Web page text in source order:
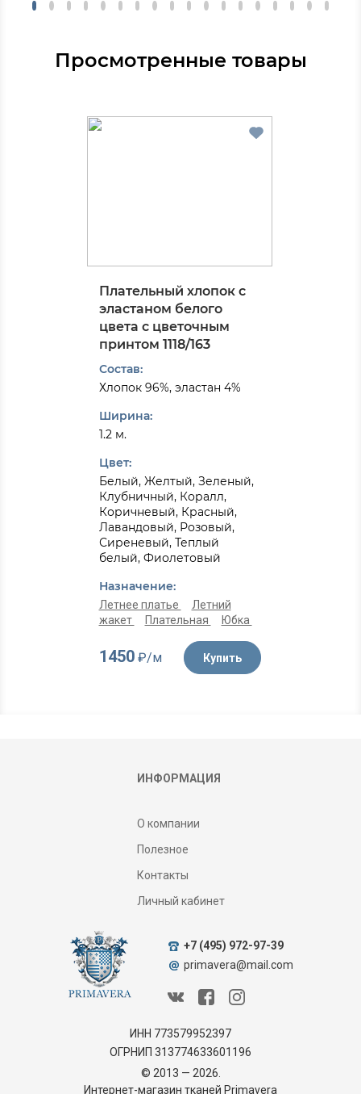
Просмотренные товары
Плательный хлопок с
эластаном белого
цвета с цветочным
принтом 1118/163
Состав:
Хлопок 96%, эластан 4%
Ширина:
1.2 м.
Цвет:
Белый, Желтый, Зеленый,
Клубничный, Коралл,
Коричневый, Красный,
Лавандовый, Розовый,
Сиреневый, Теплый
белый, Фиолетовый
Назначение:
Летнее платье
Летний
жакет
Плательная Юбка
1450₽/м Купить
ИНФОРМАЦИЯ
О компании
Полезное
Контакты
Личный кабинет
ИНН 773579952397
ОГРНИП 313774633601196
© 2013 — 2026.
Интернет-магазин тканей Primavera
+7 (495) 972-97-39
primavera@mail.com